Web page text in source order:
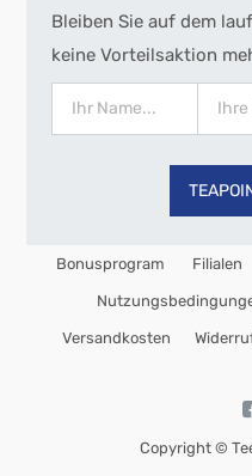
Bleiben Sie auf dem
keine Vorteilsaktion
Bonusprogram Filialen
Versandkosten
Copyright ©